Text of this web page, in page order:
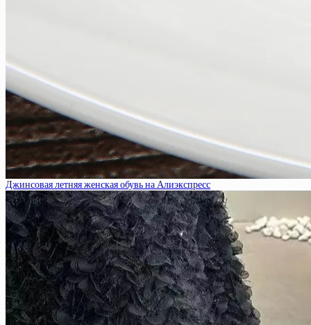
Джинсовая летняя женская обувь на Алиэкспресс